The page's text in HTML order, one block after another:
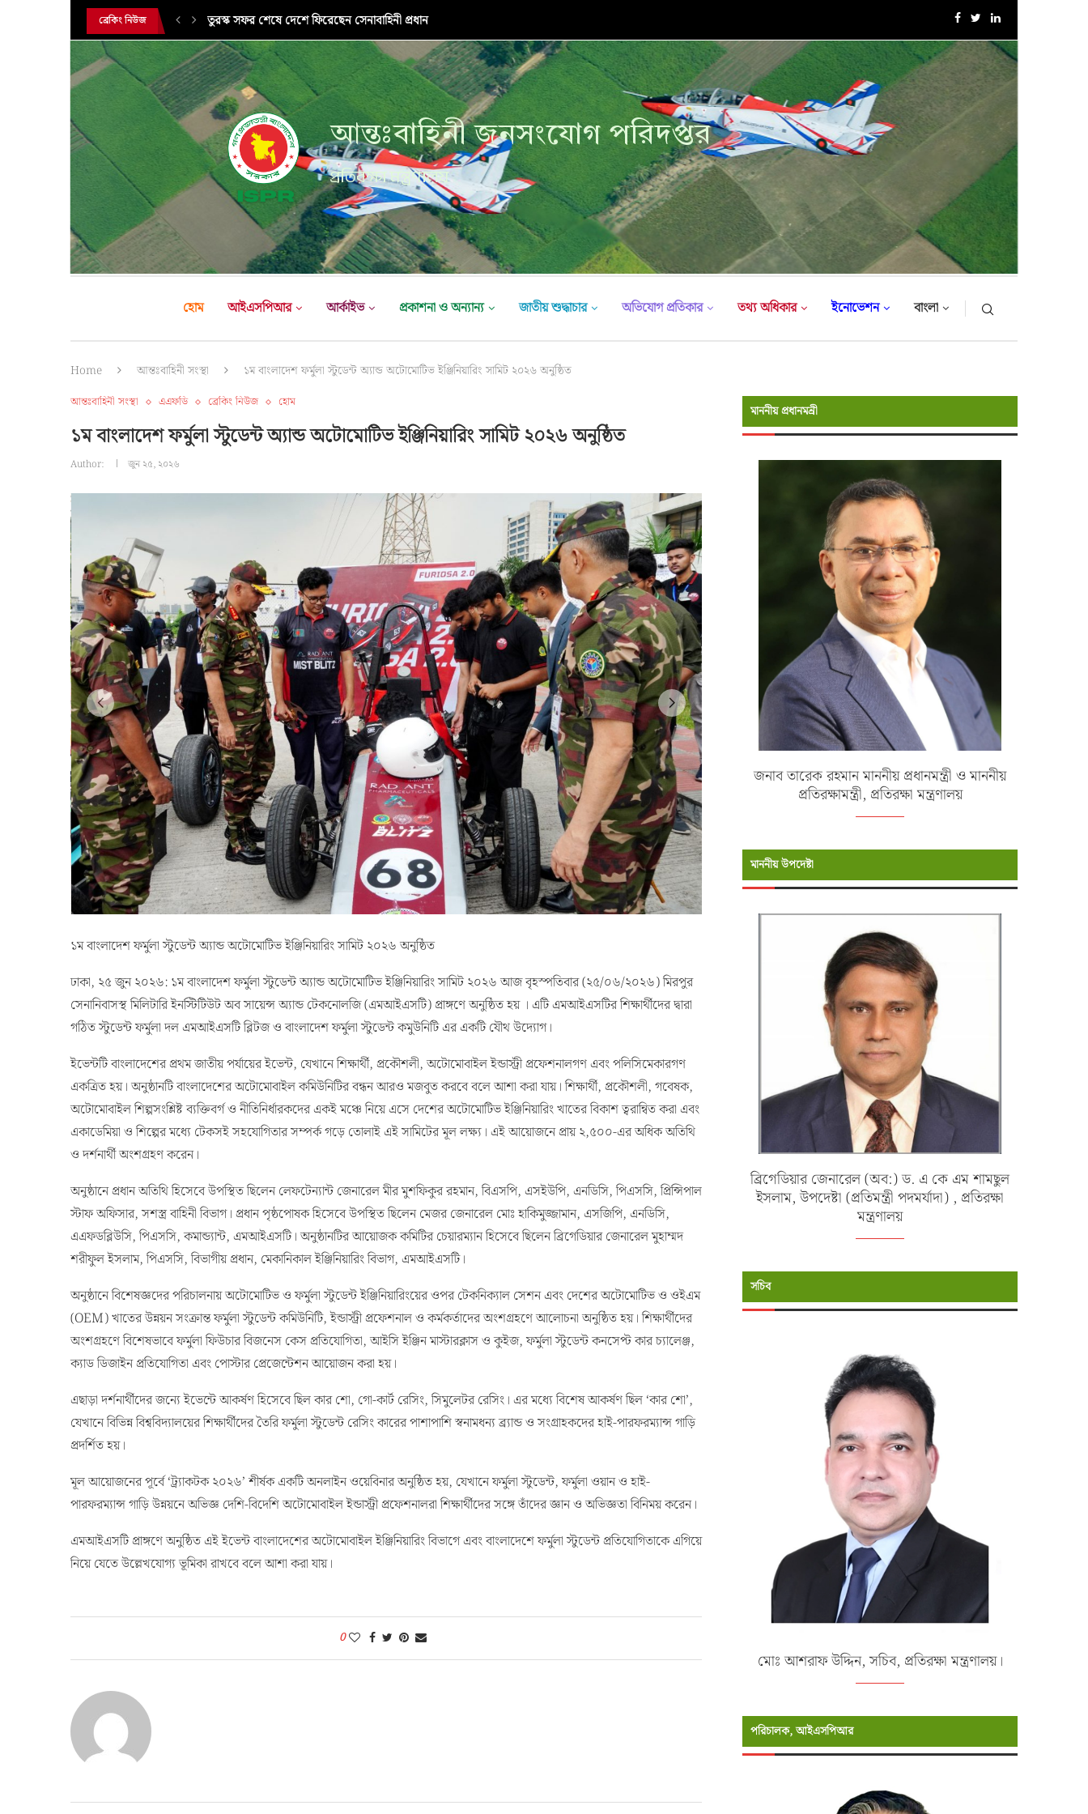
ব্রেকিং নিউজ সরকারি সফরে তুরস্ক গমন করলেন সেনাবাহিনী প্রধান এক্সারসাইজ টাইগার লাইটনিং-২০২৬ এর উদ্বোধনী অনুষ্ঠান
আন্তঃবাহিনী জনসংযোগ পরিদপ্তর
প্রতিরক্ষা মন্ত্রণালয়
হোম আইএসপিআর আর্কাইভ প্রকাশনা ও অন্যান্য জাতীয় শুদ্ধাচার অভিযোগ প্রতিকার তথ্য অধিকার ইনোভেশন বাংলা
Home আন্তঃবাহিনী সংস্থা ১ম বাংলাদেশ ফর্মুলা স্টুডেন্ট অ্যান্ড অটোমোটিভ ইঞ্জিনিয়ারিং সামিট ২০২৬ অনুষ্ঠিত
আন্তঃবাহিনী সংস্থা এএফডি ব্রেকিং নিউজ হোম
১ম বাংলাদেশ ফর্মুলা স্টুডেন্ট অ্যান্ড অটোমোটিভ ইঞ্জিনিয়ারিং সামিট ২০২৬ অনুষ্ঠিত
Author: জুন ২৫, ২০২৬
১ম বাংলাদেশ ফর্মুলা স্টুডেন্ট অ্যান্ড অটোমোটিভ ইঞ্জিনিয়ারিং সামিট ২০২৬ অনুষ্ঠিত
ঢাকা, ২৫ জুন ২০২৬: ১ম বাংলাদেশ ফর্মুলা স্টুডেন্ট অ্যান্ড অটোমোটিভ ইঞ্জিনিয়ারিং সামিট ২০২৬ আজ বৃহস্পতিবার (২৫/০৬/২০২৬) মিরপুর
সেনানিবাসস্থ মিলিটারি ইনস্টিটিউট অব সায়েন্স অ্যান্ড টেকনোলজি (এমআইএসটি) প্রাঙ্গণে অনুষ্ঠিত হয় । এটি এমআইএসটির শিক্ষার্থীদের দ্বারা
ইভেন্টটি বাংলাদেশের প্রথম জাতীয় পর্যায়ের ইভেন্ট, যেখানে শিক্ষার্থী, প্রকৌশলী, অটোমোবাইল ইন্ডাস্ট্রী প্রফেশনালগণ এবং পলিসিমেকারগণ
একত্রিত হয়। অনুষ্ঠানটি বাংলাদেশের অটোমোবাইল কমিউনিটির বন্ধন আরও মজবুত করবে বলে আশা করা যায়। শিক্ষার্থী, প্রকৌশলী, গবেষক,
একাডেমিয়া ও শিল্পের মধ্যে টেকসই সহযোগিতার সম্পর্ক গড়ে তোলাই এই সামিটের মূল লক্ষ্য। এই আয়োজনে প্রায় ২,৫০০-এর অধিক অতিথি
ও দর্শনার্থী অংশগ্রহণ করেন।
অনুষ্ঠানে প্রধান অতিথি হিসেবে উপস্থিত ছিলেন লেফটেন্যান্ট জেনারেল মীর মুশফিকুর রহমান, বিএসপি, এসইউপি, এনডিসি, পিএসসি, প্রিন্সিপাল
স্টাফ অফিসার, সশস্ত্র বাহিনী বিভাগ। প্রধান পৃষ্ঠপোষক হিসেবে উপস্থিত ছিলেন মেজর জেনারেল মোঃ হাকিমুজ্জামান, এসজিপি, এনডিসি,
শরীফুল ইসলাম, পিএসসি, বিভাগীয় প্রধান, মেকানিকাল ইঞ্জিনিয়ারিং বিভাগ, এমআইএসটি।
অনুষ্ঠানে বিশেষজ্ঞদের পরিচালনায় অটোমোটিভ ও ফর্মুলা স্টুডেন্ট ইঞ্জিনিয়ারিংয়ের ওপর টেকনিক্যাল সেশন এবং দেশের অটোমোটিভ ও ওইএম
(OEM) খাতের উন্নয়ন সংক্রান্ত ফর্মুলা স্টুডেন্ট কমিউনিটি, ইন্ডাস্ট্রী প্রফেশনাল ও কর্মকর্তাদের অংশগ্রহণে আলোচনা অনুষ্ঠিত হয়। শিক্ষার্থীদের
ক্যাড ডিজাইন প্রতিযোগিতা এবং পোস্টার প্রেজেন্টেশন আয়োজন করা হয়।
এছাড়া দর্শনার্থীদের জন্যে ইভেন্টে আকর্ষণ হিসেবে ছিল কার শো, গো-কার্ট রেসিং, সিমুলেটর রেসিং। এর মধ্যে বিশেষ আকর্ষণ ছিল ‘কার শো’,
যেখানে বিভিন্ন বিশ্ববিদ্যালয়ের শিক্ষার্থীদের তৈরি ফর্মুলা স্টুডেন্ট রেসিং কারের পাশাপাশি স্বনামধন্য ব্র্যান্ড ও সংগ্রাহকদের হাই-পারফরম্যান্স গাড়ি
মূল আয়োজনের পূর্বে ‘ট্র্যাকটক ২০২৬’ শীর্ষক একটি অনলাইন ওয়েবিনার অনুষ্ঠিত হয়, যেখানে ফর্মুলা স্টুডেন্ট, ফর্মুলা ওয়ান ও হাই-
পারফরম্যান্স গাড়ি উন্নয়নে অভিজ্ঞ দেশি-বিদেশি অটোমোবাইল ইন্ডাস্ট্রী প্রফেশনালরা শিক্ষার্থীদের সঙ্গে তাঁদের জ্ঞান ও অভিজ্ঞতা বিনিময় করেন।
এমআইএসটি প্রাঙ্গণে অনুষ্ঠিত এই ইভেন্ট বাংলাদেশের অটোমোবাইল ইঞ্জিনিয়ারিং বিভাগে এবং বাংলাদেশে ফর্মুলা স্টুডেন্ট প্রতিযোগিতাকে এগিয়ে
নিয়ে যেতে উল্লেখযোগ্য ভূমিকা রাখবে বলে আশা করা যায়।
Before Post
সদস্য নিহত, অস্ত্র ও গোলাবারুদ উদ্ধার
ডে-২০২৬ অনুষ্ঠিত
মাননীয় প্রধানমন্রী
জনাব তারেক রহমান মাননীয় প্রধানমন্ত্রী ও মাননীয়
প্রতিরক্ষামন্ত্রী, প্রতিরক্ষা মন্ত্রণালয়
মাননীয় উপদেষ্টা
ব্রিগেডিয়ার জেনারেল (অব:) ড. এ কে এম শামছুল
ইসলাম, উপদেষ্টা (প্রতিমন্ত্রী পদমর্যাদা) , প্রতিরক্ষা
মন্ত্রণালয়
সচিব
মোঃ আশরাফ উদ্দিন, সচিব, প্রতিরক্ষা মন্ত্রণালয়।
পরিচালক, আইএসপিআর